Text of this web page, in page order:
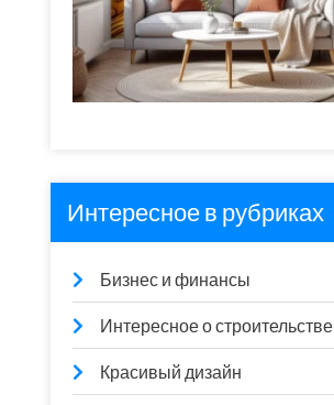
Интересное в рубриках
Бизнес и финансы
Интересное о строительстве
Красивый дизайн